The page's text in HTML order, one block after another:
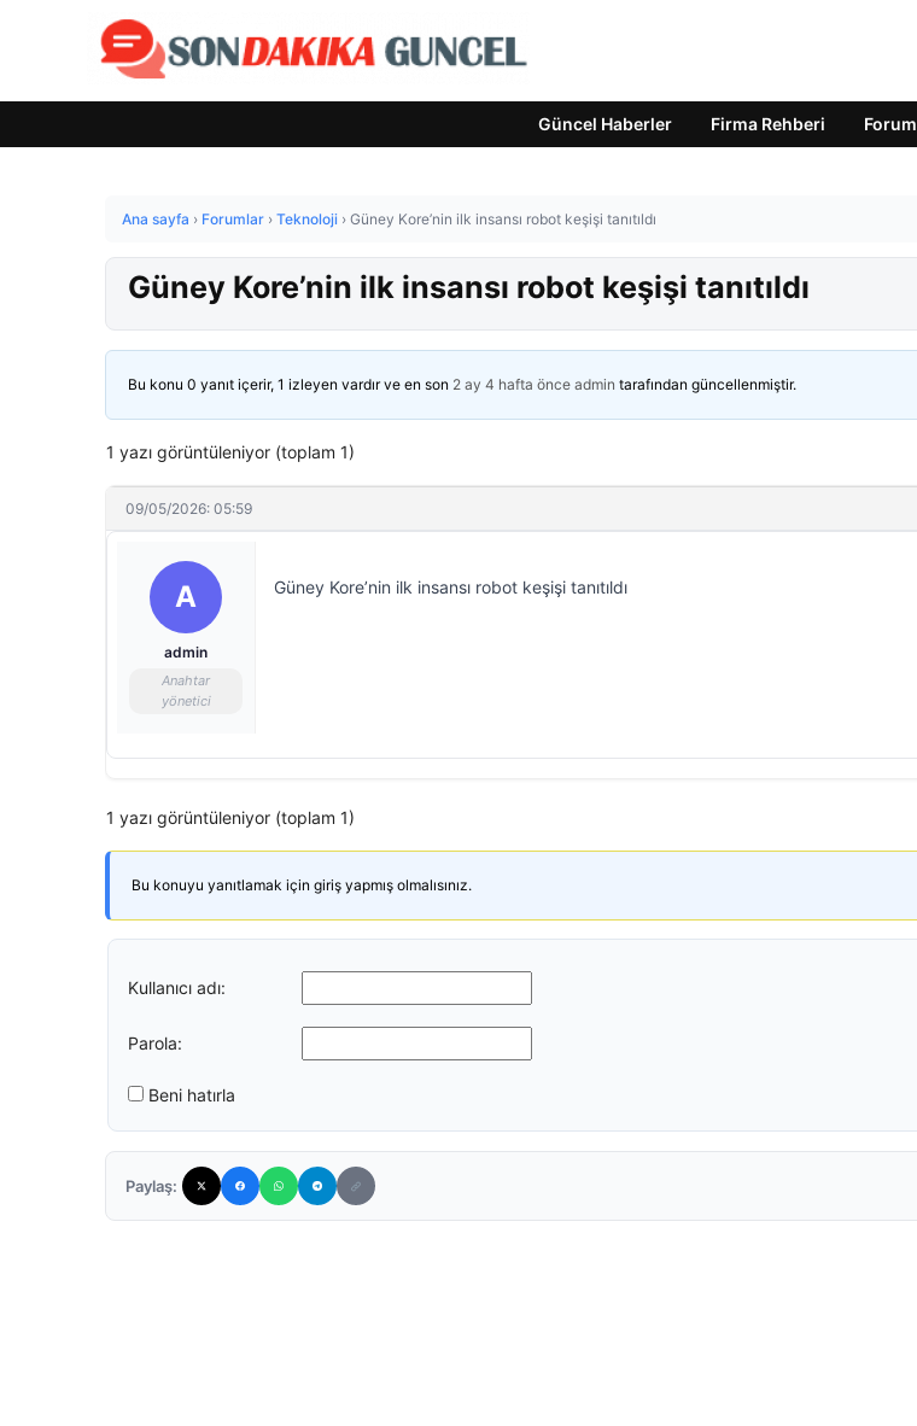
Güncel Haberler Firma Rehberi Forum
Ana sayfa › Forumlar › Teknoloji › Güney Kore’nin ilk insansı robot keşişi tanıtıldı
Güney Kore’nin ilk insansı robot keşişi tanıtıldı
Bu konu 0 yanıt içerir, 1 izleyen vardır ve en son 2 ay 4 hafta önce admin tarafından güncellenmiştir.
1 yazı görüntüleniyor (toplam 1)
09/05/2026: 05:59
A
admin
Anahtar
yönetici
Güney Kore’nin ilk insansı robot keşişi tanıtıldı
1 yazı görüntüleniyor (toplam 1)
Bu konuyu yanıtlamak için giriş yapmış olmalısınız.
Kullanıcı adı:
Parola:
Beni hatırla
Paylaş: